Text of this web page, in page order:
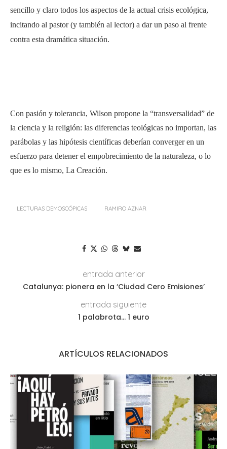
sencillo y claro todos los aspectos de la actual crisis ecológica,
incitando al pastor (y también al lector) a dar un paso al frente
contra esta dramática situación.
Con pasión y tolerancia, Wilson propone la “transversalidad” de
la ciencia y la religión: las diferencias teológicas no importan, las
parábolas y las hipótesis científicas deberían converger en un
esfuerzo para detener el empobrecimiento de la naturaleza, o lo
que es lo mismo, La Creación.
LECTURAS DEMOSCÓPICAS RAMIRO AZNAR
entrada anterior
Catalunya: pionera en la ‘Ciudad Cero Emisiones’
entrada siguiente
1 palabrota… 1 euro
ARTÍCULOS RELACIONADOS